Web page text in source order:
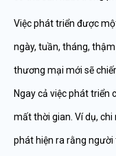
Việc phát triển được
ngày, tuần, tháng,
thương mại mới sẽ
Ngay cả việc phát triển
mất thời gian. Ví dụ, chi
phát hiện ra rằng